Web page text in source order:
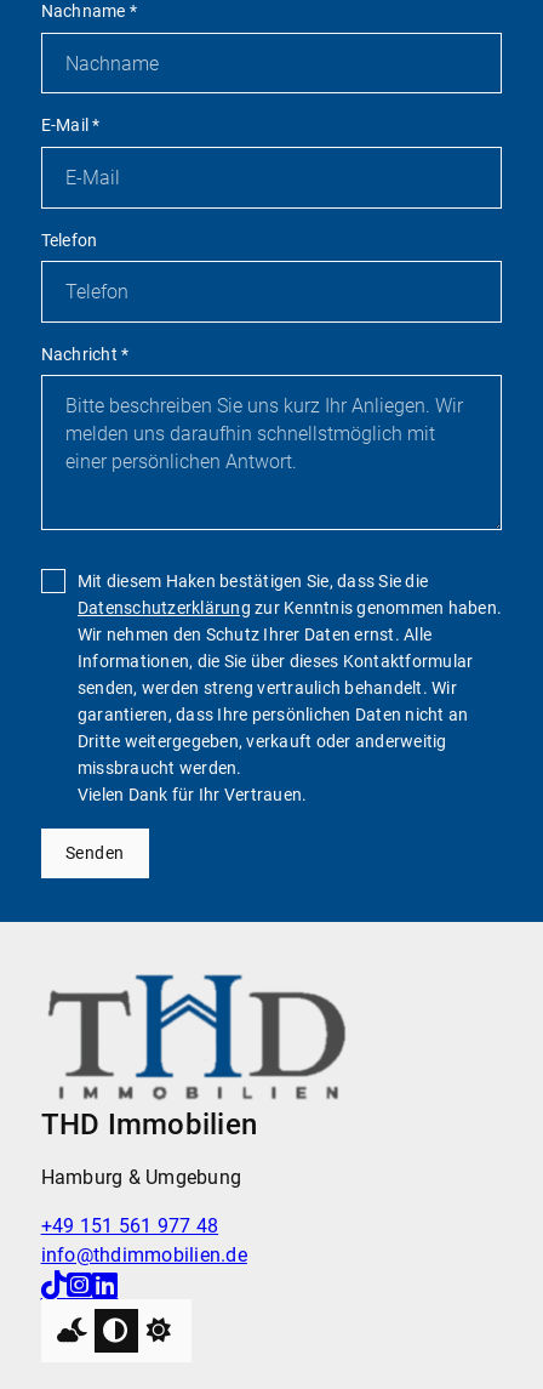
Nachname *
E-Mail*
Telefon
Nachricht*
Mit diesem Haken bestätigen Sie, dass Sie die
Datenschutzerklärung zur Kenntnis genommen haben.
Wir nehmen den Schutz Ihrer Daten ernst. Alle
Informationen, die Sie über dieses Kontaktformular
senden, werden streng vertraulich behandelt. Wir
garantieren, dass Ihre persönlichen Daten nicht an
Dritte weitergegeben, verkauft oder anderweitig
missbraucht werden.
Vielen Dank für Ihr Vertrauen.
Senden
THD Immobilien
Hamburg & Umgebung
+49 151 561 977 48
info@thdimmobilien.de